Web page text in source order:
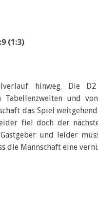
(1:3)
hinweg. Die
und
das Spiel
fiel doch der
und leider
die Mannschaft eine